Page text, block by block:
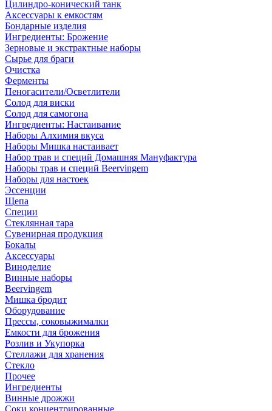
Цилиндро-конический танк
Аксессуары к емкостям
Бондарные изделия
Ингредиенты: Брожение
Зерновые и экстрактные наборы
Сырье для браги
Очистка
Ферменты
Пеногасители/Осветлители
Солод для виски
Солод для самогона
Ингредиенты: Настаивание
Наборы Алхимия вкуса
Наборы Мишка настаивает
Набор трав и специй Домашняя Мануфактура
Наборы трав и специй Beervingem
Наборы для настоек
Эссенции
Щепа
Специи
Стеклянная тара
Сувенирная продукция
Бокалы
Аксессуары
Виноделие
Винные наборы
Beervingem
Мишка бродит
Оборудование
Прессы, соковыжималки
Емкости для брожения
Розлив и Укупорка
Стеллажи для хранения
Стекло
Прочее
Ингредиенты
Винные дрожжи
Соки концентрированные